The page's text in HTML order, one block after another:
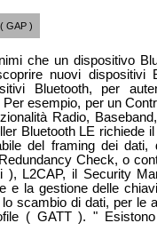
GAP )
che un dispositivo
nuovi dispositivi
Bluetooth, per
esempio, per un
Radio,
Bluetooth LE richiede
del framing dei dati,
Check, o
), L2CAP, il Security
e la gestione delle
scambio di dati, per le
( GATT ). "